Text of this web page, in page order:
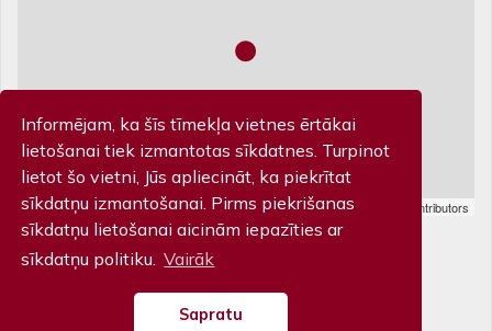
Informējam, ka šīs tīmekļa vietnes ērtākai
lietošanai tiek izmantotas sīkdatnes. Turpinot
lietot šo vietni, Jūs apliecināt, ka piekrītat
sīkdatņu izmantošanai. Pirms piekrišanas
sīkdatņu lietošanai aicinām iepazīties ar
sīkdatņu politiku. Vairāk
Sapratu
Leaflet| Map data ©OpenStreetMap contributors
Biļešu kase
Piltenes iela 32, Kuldīga T: 63 322 201
© Kuldīgas Kultūras centrs 2026